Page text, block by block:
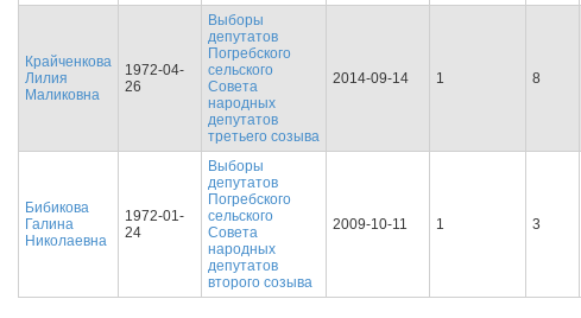
Крайченкова
Лилия
Маликовна
1972-04-
26
Выборы
депутатов
Погребского
сельского
Совета
народных
депутатов
третьего созыва
2014-09-14 1 8
Бибикова
Галина
Николаевна
1972-01-
24
Выборы
депутатов
Погребского
сельского
Совета
народных
депутатов
второго созыва
2009-10-11 1 3